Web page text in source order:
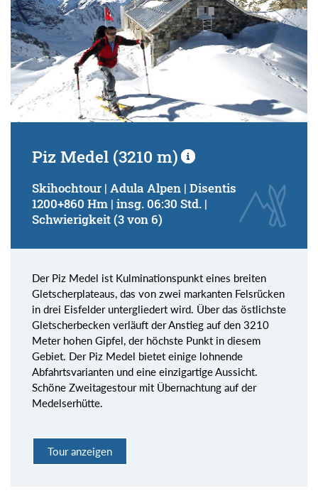
Suchbegriff:
Piz Medel (3210 m)
Skihochtour | Adula Alpen | Disentis
1200+860 Hm | insg. 06:30 Std. |
Schwierigkeit (3 von 6)
Der Piz Medel ist Kulminationspunkt eines breiten
Gletscherplateaus, das von zwei markanten Felsrücken
in drei Eisfelder untergliedert wird. Über das östlichste
Gletscherbecken verläuft der Anstieg auf den 3210
Meter hohen Gipfel, der höchste Punkt in diesem
Gebiet. Der Piz Medel bietet einige lohnende
Abfahrtsvarianten und eine einzigartige Aussicht.
Schöne Zweitagestour mit Übernachtung auf der
Medelserhütte.
Tour anzeigen